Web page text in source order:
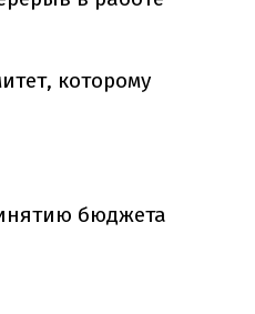
которому
бюджета